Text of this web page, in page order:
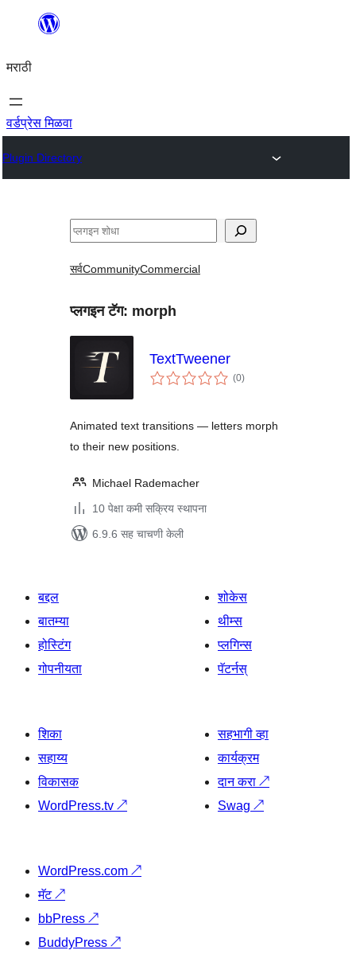
सामुग्रीवर
मराठी
वर्डप्रेस मिळवा
Plugin Directory
शोधा
सर्वCommunityCommercial
प्लगइन टॅग: morph
TextTweener
(0एकूण
मूल्यांकन
)
Animated text transitions — letters morph
to their new positions.
Michael Rademacher
10 पेक्षा कमी सक्रिय स्थापना
6.9.6 सह चाचणी केली
बद्दल
बातम्या
होस्टिंग
गोपनीयता
शोकेस
थीम्स
प्लगिन्स
पॅटर्नस्
शिका
सहाय्य
विकासक
WordPress.tv ↗
सहभागी व्हा
कार्यक्रम
दान करा ↗
Swag ↗
WordPress.com ↗
मॅट↗
bbPress ↗
BuddyPress ↗